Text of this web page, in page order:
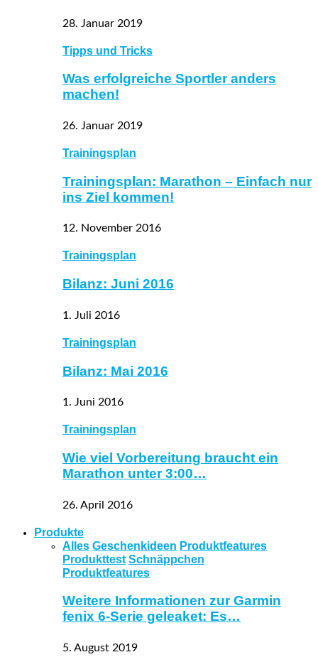
28. Januar 2019
Tipps und Tricks
Was erfolgreiche Sportler anders
machen!
26. Januar 2019
Trainingsplan
Trainingsplan: Marathon – Einfach nur
ins Ziel kommen!
12. November 2016
Trainingsplan
Bilanz: Juni 2016
1. Juli 2016
Trainingsplan
Bilanz: Mai 2016
1. Juni 2016
Trainingsplan
Wie viel Vorbereitung braucht ein
Marathon unter 3:00…
26. April 2016
Produkte
Alles Geschenkideen Produktfeatures
Produkttest Schnäppchen
Produktfeatures
Weitere Informationen zur Garmin
fenix 6-Serie geleaket: Es…
5. August 2019